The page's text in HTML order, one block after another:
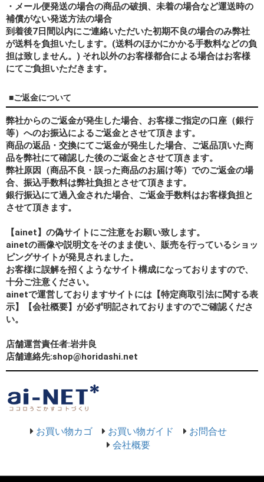
・メール便発送の場合の商品の破損、未着の場合など運送時の
補償がない発送方法の場合
到着後7日間以内にご連絡いただいた初期不良の場合のみ弊社
が送料を負担いたします。(送料のほかにかかる手数料などの負
担は致しません。) それ以外のお客様都合による場合はお客様
にてご負担いただきます。
■ご返金について
弊社からのご返金が発生した場合、お客様ご指定の口座（銀行
等）へのお振込によるご返金とさせて頂きます。
商品の返品・交換にてご返金が発生した場合、ご返品頂いた商
品を弊社にて確認した後のご返金とさせて頂きます。
弊社原因（商品不良・誤った商品のお届け等）でのご返金の場
合、振込手数料は弊社負担とさせて頂きます。
銀行振込にて過入金された場合、ご返金手数料はお客様負担と
させて頂きます。
【ainet】の偽サイトにご注意をお願い致します。
ainetの画像や説明文をそのまま使い、販売を行っているショッ
ピングサイトが発見されました。
お客様に誤解を招くようなサイト構成になっておりますので、
十分ご注意ください。
ainetで運営しておりますサイトには【特定商取引法に関する表
示】【会社概要】が必ず明記されておりますのでご確認くださ
い。
店舗運営責任者:岩井良
店舗連絡先:shop@horidashi.net
お買い物カゴ お買い物ガイド
お問合せ
会社概要